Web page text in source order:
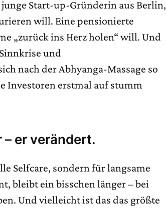
Start-up-Gründerin aus Berlin,
will. Eine pensionierte
„zurück ins Herz holen“ will. Und
und
nach der Abhyanga-Massage so
Investoren erstmal auf stumm
er verändert.
Selfcare, sondern für langsame
bleibt ein bisschen länger – bei
Und vielleicht ist das das größte